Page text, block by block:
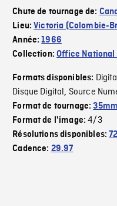
Chute de tournage de:
Lieu:Victoria (Colombie-
Année:1966
Collection:Office National
Formats disponibles:
Disque Digital, Source
Format de tournage:
Format de l'image:4/3
Résolutions disponibles:
Cadence: 29.97